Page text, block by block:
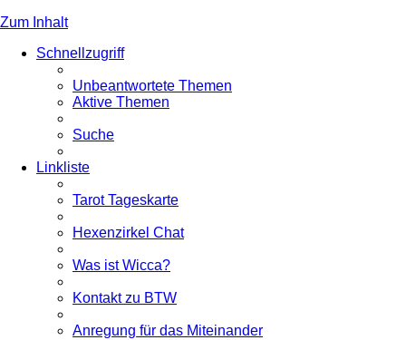
Zum Inhalt
Schnellzugriff
Unbeantwortete Themen
Aktive Themen
Suche
Linkliste
Tarot Tageskarte
Hexenzirkel Chat
Was ist Wicca?
Kontakt zu BTW
Anregung für das Miteinander